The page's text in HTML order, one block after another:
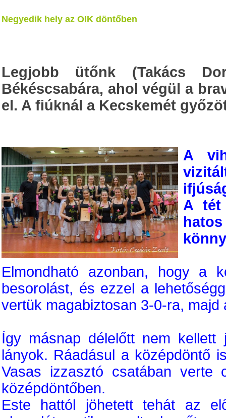
Negyedik hely az OIK döntőben
Legjobb ütőnk (Takács
Békéscsabára, ahol végül a
el. A fiúknál a Kecskemét
A
A tét
Elmondható azonban, hogy a
besorolást, és ezzel a
vertük magabiztosan 3-0-ra, majd
Így másnap délelőtt nem kellett
lányok. Ráadásul a középdöntő
Vasas izzasztó csatában verte
középdöntőben.
Este hattól jöhetett tehát az